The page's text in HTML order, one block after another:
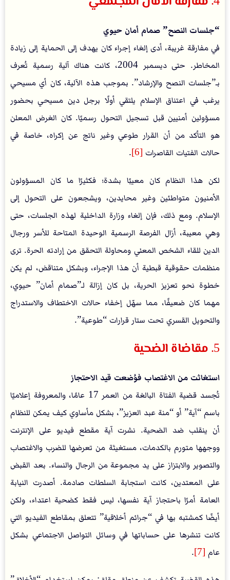
“جلسات النصح” صمام أمان حيوي
في مفارقة غريبة، أدى إلغاء إجراء كان يهدف إلى الحماية إلى زيادة
المخاطر. حتى ديسمبر 2004، كانت هناك آلية رسمية تُعرف
بـ”جلسات النصح والإرشاد”. بموجب هذه الآلية، كان أي مسيحي
يرغب في اعتناق الإسلام يلتقي أولًا برجل دين مسيحي بحضور
مسؤولين أمنيين قبل تسجيل التحول رسميًا. كان الغرض المعلن
هو التأكد من أن القرار طوعي وغير ناتج عن إكراه، خاصة في
حالات الفتيات القاصرات [6]
.
لكن هذا النظام كان معيبًا بشدة؛ فكثيرًا ما كان المسؤولون
الأمنيون متواطئين وغير محايدين، ويشجعون على التحول إلى
الإسلام. ومع ذلك، فإن إلغاء وزارة الداخلية لهذه الجلسات، حتى
وهي معيبة، أزال الفرصة الرسمية الوحيدة المتاحة للأسر ورجال
الدين للقاء الشخص المعني ومحاولة التحقق من إرادته الحرة. ترى
منظمات حقوقية قبطية أن هذا الإجراء، وبشكل متناقض، لم يكن
خطوة نحو تعزيز الحرية، بل كان إزالة لـ”صمام أمان” حيوي،
مهما كان ضعيفًا، مما سهّل إخفاء حالات الاختطاف والاستدراج
والتحويل القسري تحت ستار قرارات “طوعية”.
5. مقاضاة الضحية
استغاثت من الاغتصاب فوُضعت قيد الاحتجاز
تُجسد قضية الفتاة البالغة من العمر 17 عامًا، والمعروفة إعلاميًا
باسم “آية” أو “منة عبد العزيز”، بشكل مأساوي كيف يمكن للنظام
أن ينقلب ضد الضحية. نشرت آية مقطع فيديو على الإنترنت
ووجهها متورم بالكدمات، مستغيثة من تعرضها للضرب والاغتصاب
والتصوير والابتزاز على يد مجموعة من الرجال والنساء. بعد القبض
على المعتدين، كانت استجابة السلطات صادمة. أصدرت النيابة
العامة أمرًا باحتجاز آية نفسها، ليس فقط كضحية اعتداء، ولكن
أيضًا كمشتبه بها في “جرائم أخلاقية” تتعلق بمقاطع الفيديو التي
كانت تنشرها على حساباتها في وسائل التواصل الاجتماعي بشكل
عام [7]
.